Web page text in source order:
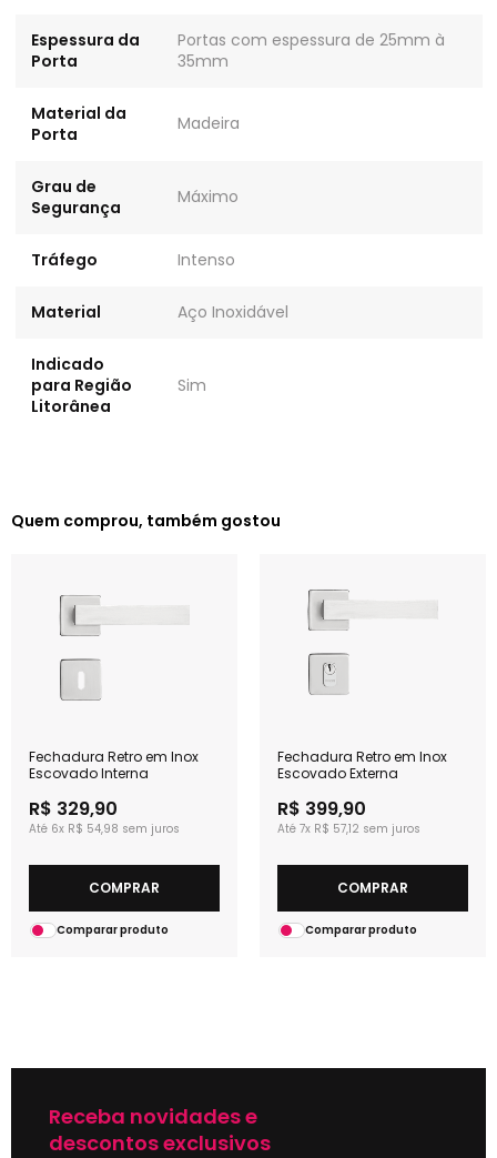
Espessura da
Porta
Portas com espessura de 25mm à
35mm
Material da
Porta
Madeira
Grau de
Segurança
Máximo
Tráfego Intenso
Material Aço Inoxidável
Indicado
para Região
Litorânea
Sim
Quem comprou, também gostou
Fechadura Retro em Inox
Escovado Interna
R$ 329,90
6x R$ 54,98
COMPRAR
Comparar produto
Fechadura Retro em Inox
Escovado Externa
R$ 399,90
7x R$ 57,12
COMPRAR
Comparar produto
Receba novidades e
descontos exclusivos